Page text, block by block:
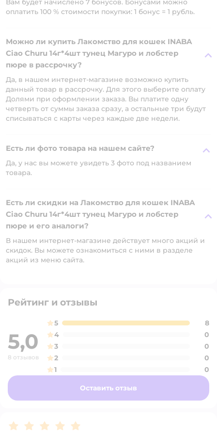
Вам будет начислено 7 бонусов. Бонусами можно
оплатить 100 % стоимости покупки: 1 бонус = 1 рубль.
Можно ли купить Лакомство для кошек INABA
Ciao Churu 14г*4шт тунец Магуро и лобстер
пюре в рассрочку?
Да, в нашем интернет-магазине возможно купить
данный товар в рассрочку. Для этого выберите оплату
Долями при оформлении заказа. Вы платите одну
четверть от суммы заказа сразу, а остальные три будут
списываться с карты через каждые две недели.
Есть ли фото товара на нашем сайте?
Да, у нас вы можете увидеть 3 фото под названием
товара.
Есть ли скидки на Лакомство для кошек INABA
Ciao Churu 14г*4шт тунец Магуро и лобстер
пюре и его аналоги?
В нашем интернет-магазине действует много акций и
скидок. Вы можете ознакомиться с ними в разделе
акций из меню сайта.
Рейтинг и отзывы
5,0
8 отзывов
5
8
4
0
3
0
2
0
1
0
Оставить отзыв
Рейтинг:5